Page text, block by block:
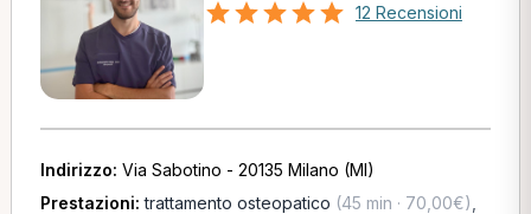
12 Recensioni
Indirizzo: Via Sabotino - 20135 Milano (MI)
Prestazioni:trattamento osteopatico (45 min · 70,00€)